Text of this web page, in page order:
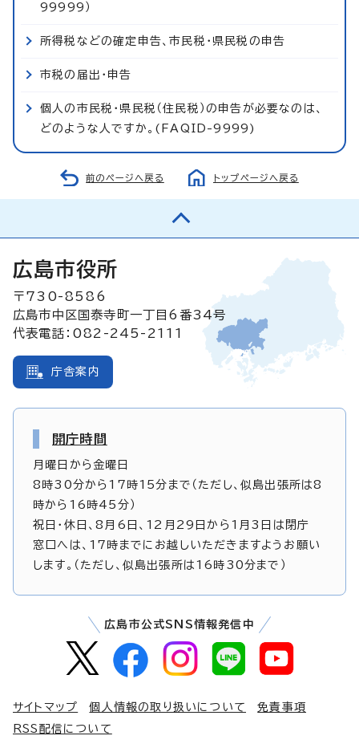
99999）
所得税などの確定申告、市民税・県民税の申告
市税の届出・申告
個人の市民税・県民税（住民税）の申告が必要なのは、
どのような人ですか。(FAQID-9999)
前のページへ戻る トップページへ戻る
広島市役所
〒730-8586
広島市中区国泰寺町一丁目6番34号
代表電話：082-245-2111
庁舎案内
開庁時間
月曜日から金曜日
8時30分から17時15分まで（ただし、似島出張所は8
時から16時45分）
祝日・休日、8月6日、12月29日から1月3日は閉庁
窓口へは、17時までにお越しいただきますようお願い
します。（ただし、似島出張所は16時30分まで）
広島市公式SNS情報発信中
サイトマップ 個人情報の取り扱いについて
免責事項
RSS配信について